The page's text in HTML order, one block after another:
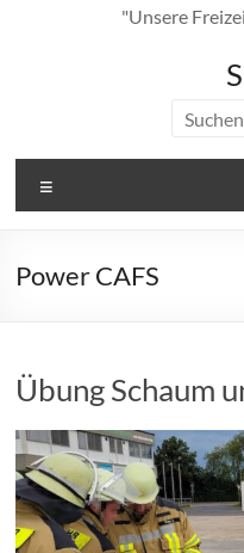
"Unsere
Power CAFS
Übung Schaum